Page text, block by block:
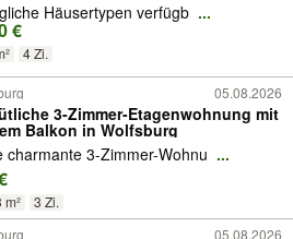
Häusertypen verfügb ...
€
4 Zi.
05.08.2026
3-Zimmer-Etagenwohnung mit
Balkon in Wolfsburg
charmante 3-Zimmer-Wohnu ...
m² 3 Zi.
05.08.2026